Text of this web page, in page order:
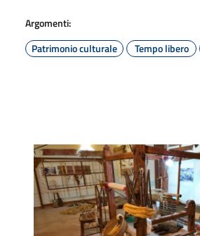
Argomenti:
Patrimonio culturale
Tempo libero